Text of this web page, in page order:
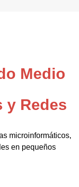
Medio
y Redes
microinformáticos,
en pequeños